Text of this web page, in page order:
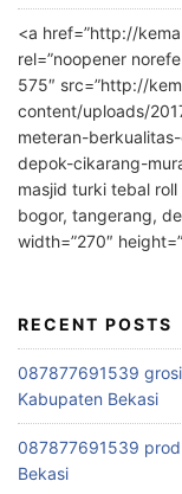
<a href=”http://
rel=”noopener
575″ src=”http://
content/uploads/
meteran-
depok-cikarang-
masjid turki tebal
bogor, tangerang,
width=”270″
RECENT POSTS
087877691539
Kabupaten Bekasi
087877691539
Bekasi